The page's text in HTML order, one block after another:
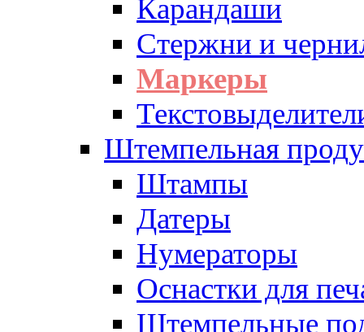
Карандаши
Стержни и
Маркеры
Штемпельная
Штампы
Датеры
Нумераторы
Оснастки для
Штемпельные